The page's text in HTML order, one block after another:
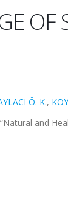
OF
Ö. K.,
and